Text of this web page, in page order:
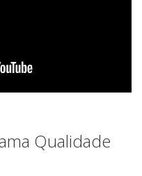
Qualidade